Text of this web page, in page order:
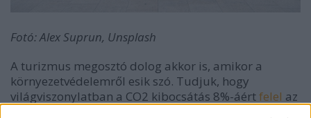
Fotó: Alex Suprun, Unsplash
A turizmus megosztó dolog akkor is, amikor a
környezetvédelemről esik szó. Tudjuk, hogy
világviszonylatban a CO2 kibocsátás 8%-áértfelel az